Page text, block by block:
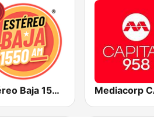
Estéreo Baja 1550 AM Tijuana